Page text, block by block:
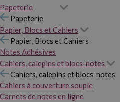
Papeterie
Papeterie
Papier, Blocs et Cahiers
Papier, Blocs et Cahiers
Notes Adhésives
Cahiers, calepins et blocs-notes
Cahiers, calepins et blocs-notes
Cahiers à couverture souple
Carnets de notes en ligne